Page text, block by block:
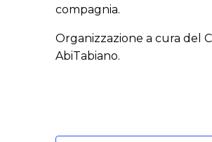
compagnia.
Organizzazione a cura del
AbiTabiano.